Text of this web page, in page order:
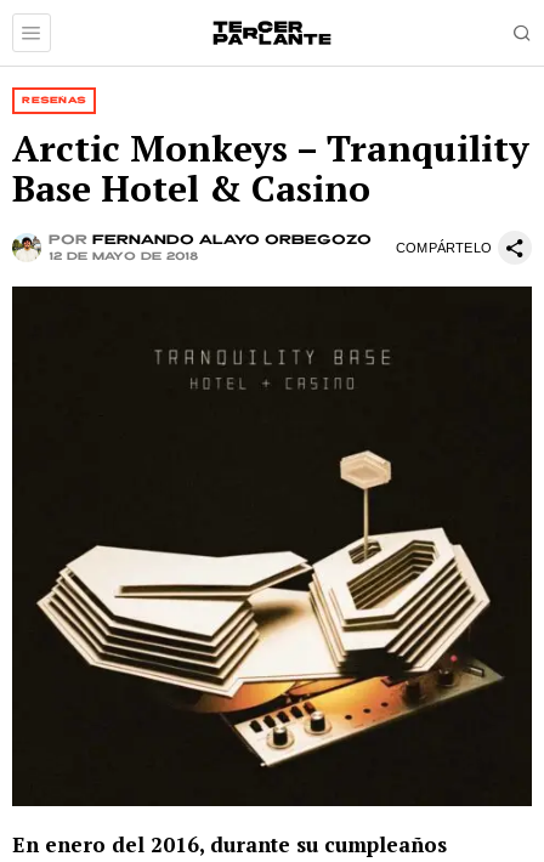
RESEÑAS
Arctic Monkeys – Tranquility
Base Hotel & Casino
por Fernando Alayo Orbegozo
12 de mayo de 2018
COMPÁRTELO
En enero del 2016, durante su cumpleaños